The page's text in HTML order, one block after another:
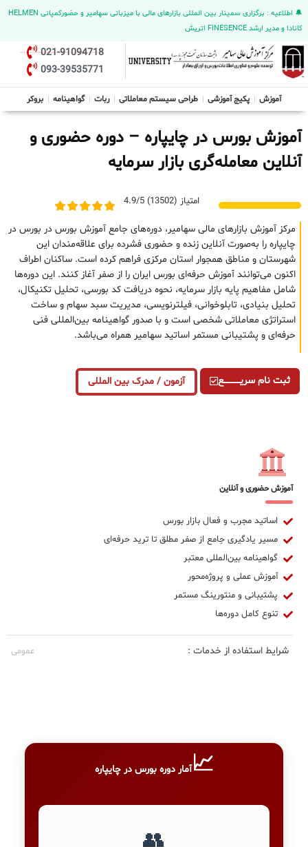
🔔 اطلاعیه : برگزاری سمینار بین المللی بازارهای مالی با میزبانی سهامیر و حضورکمپانی HELMEN
کانادا و مدیر ارشد FINESENCE اتریش
021-91094718
093-39535771
آموزش پکیج آموزشی طراحی سیستم معاملاتی ربات گواهینامه بروکر
آموزش بورس در چایپاره – دوره حضوری و
آنلاین معامله‌گری بازار سرمایه
امتیاز (13502) 4.9/5
مرکز آموزش بازارهای مالی سهامیر، دوره‌های جامع آموزش بورس در بورس در
چایپاره را به‌صورت آنلاین زنده و حضوری فشرده برای علاقه‌مندان این
شهرستان و مناطق همجوار استان مرکزی فراهم کرده است. ساکنان اطراف
اکنون می‌توانند آموزش حرفه‌ای بورس ایران را از صفر آغاز کنند. این دوره‌ها
شامل مفاهیم پایه بازار سرمایه، نحوه دریافت کد بورسی، تحلیل تکنیکال،
تحلیل بنیادی، تابلوخوانی، فیلترنویسی، مدیریت سبد سهام و ساخت
استراتژی معاملاتی شخصی است و با صدور گواهینامه بین‌المللی فنی
حرفه‌ای و پشتیبانی مستمر اساتید سهامیر همراه می‌باشد.
ثبت نام سریــــــــــــع آزمون / مدرک بین المللی
آموزش حضوری و آنلاین
اساتید مجرب و فعال بازار بورس
مسیر یادگیری جامع از صفر مطلق تا ترید حرفه‌ای
گواهینامه بین‌المللی معتبر
آموزش عملی و پروژه‌محور
پشتیبانی و منتورینگ مستمر
تنوع کامل دوره‌ها
شرایط استفاده از خدمات : عمومی
📈آمار دوره بورس در چایپاره
👥